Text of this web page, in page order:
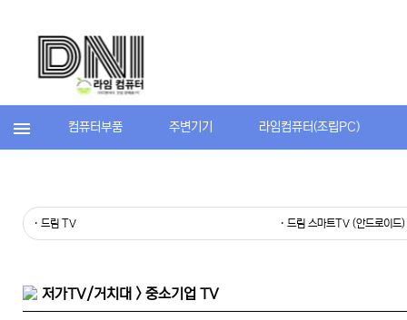
컴퓨터부품 주변기기 라임컴퓨터(조립PC)
· 드림 TV · 드림 스마트TV (안드로이드)
저가TV/거치대 > 중소기업 TV